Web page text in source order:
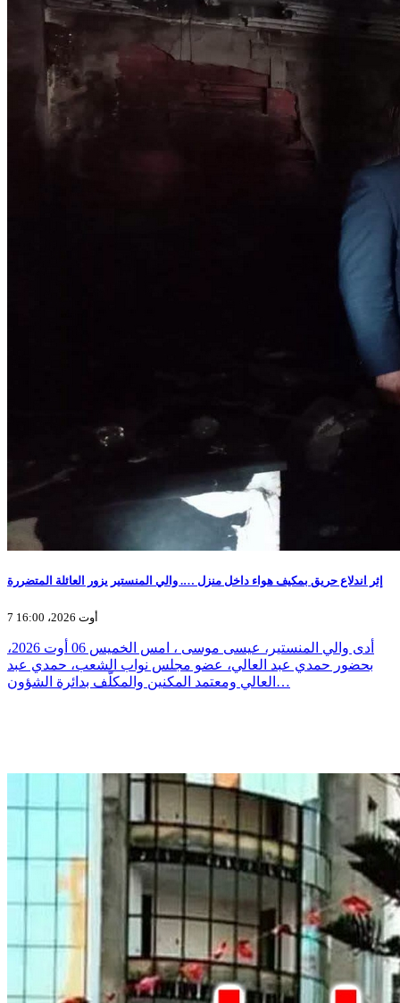
إثر اندلاع حريق بمكيف هواء داخل منزل …. والي المنستير يزور العائلة المتضررة
7 أوت 2026، 16:00
أدى والي المنستير، عيسى موسى ، امس الخميس 06 أوت 2026،
بحضور حمدي عبد العالي، عضو مجلس نواب الشعب، حمدي عبد
العالي ومعتمد المكنين والمكلّف بدائرة الشؤون…